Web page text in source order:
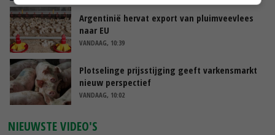
Argentinië hervat export van pluimveevlees
naar EU
VANDAAG, 10:39
Plotselinge prijsstijging geeft varkensmarkt
nieuw perspectief
VANDAAG, 10:02
NIEUWSTE VIDEO'S